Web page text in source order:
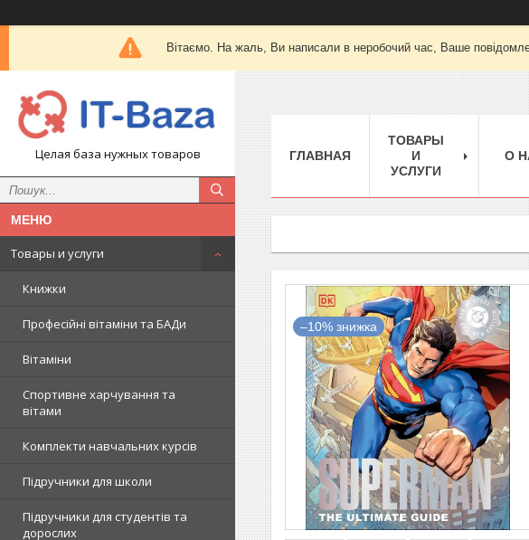
Вітаємо. На жаль, Ви написали в неробочий час, Ваше
Целая база нужных товаров
Товары и услуги
Книжки
Професійні вітаміни та БАДи
Вітаміни
Спортивне харчування та
вітами
Комплекти навчальних курсів
Підручники для школи
Підручники для студентів та
дорослих
ГЛАВНАЯ
ТОВАРЫ
И
УСЛУГИ
О
–10%